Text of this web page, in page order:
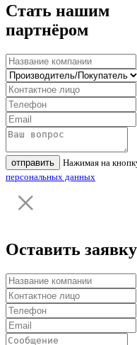
Стать нашим
партнёром
отправить Нажимая на
персональных данных
Оставить заявку